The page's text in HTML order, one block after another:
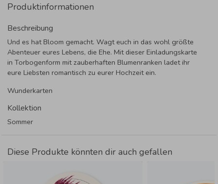
Produktinformationen
Beschreibung
Und es hat Bloom gemacht. Wagt euch in das wohl größte
Abenteuer eures Lebens, die Ehe. Mit dieser Einladungskarte
in Torbogenform mit zauberhaften Blumenranken ladet ihr
eure Liebsten romantisch zu eurer Hochzeit ein.
Wunderkarten
Kollektion
Sommer
Diese Produkte könnten dir auch gefallen